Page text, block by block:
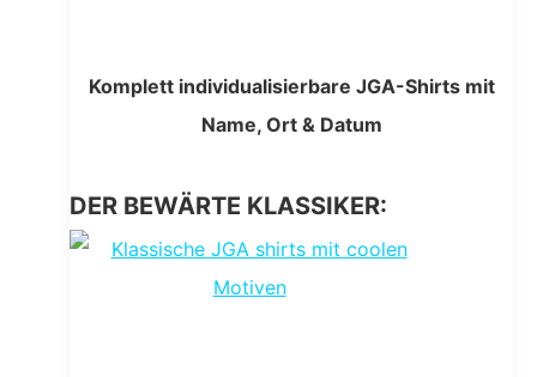
Komplett individualisierbare JGA-Shirts mit
Name, Ort & Datum
DER BEWÄRTE KLASSIKER: